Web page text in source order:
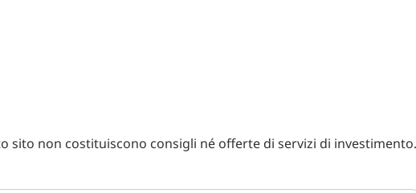
sito non costituiscono consigli né offerte di servizi di investimento.